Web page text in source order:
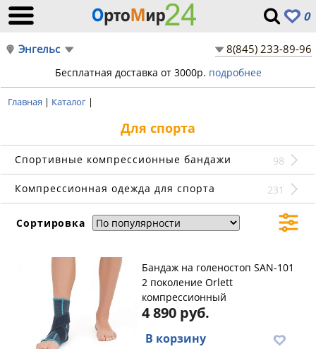
0
Энгельс 8(845) 233-89-96
Бесплатная доставка от 3000р. подробнее
Главная | Каталог |
Для спорта
Спортивные компрессионные бандажи 98
Компрессионная одежда для спорта 231
Сортировка
Бандаж на голеностоп SAN-101
2 поколение Orlett
компрессионный
4 890 руб.
В корзину